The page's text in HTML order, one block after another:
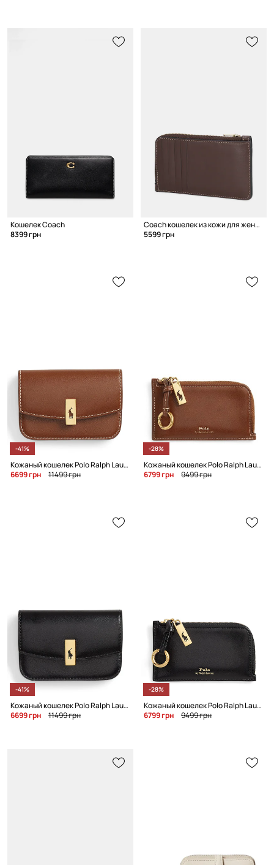
Кошелек Coach
8399 грн
Coach кошелек из кожи для женщин
5599 грн
-41%
Кожаный кошелек Polo Ralph Lauren
6699 грн
11499 грн
-28%
Кожаный кошелек Polo Ralph Lauren
6799 грн
9499 грн
-41%
Кожаный кошелек Polo Ralph Lauren
6699 грн
11499 грн
-28%
Кожаный кошелек Polo Ralph Lauren
6799 грн
9499 грн